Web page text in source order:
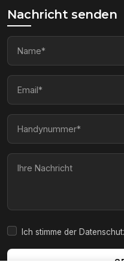
Nachricht senden
Ich stimme der